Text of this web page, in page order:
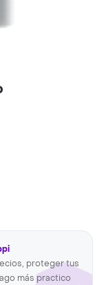
proteger tus
más practico